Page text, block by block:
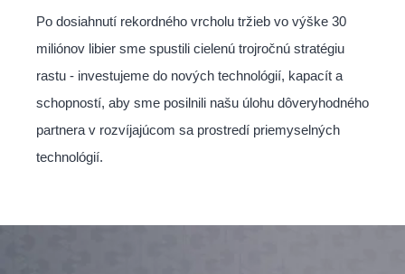
Po dosiahnutí rekordného vrcholu tržieb vo výške 30
miliónov libier sme spustili cielenú trojročnú stratégiu
rastu - investujeme do nových technológií, kapacít a
schopností, aby sme posilnili našu úlohu dôveryhodného
partnera v rozvíjajúcom sa prostredí priemyselných
technológií.